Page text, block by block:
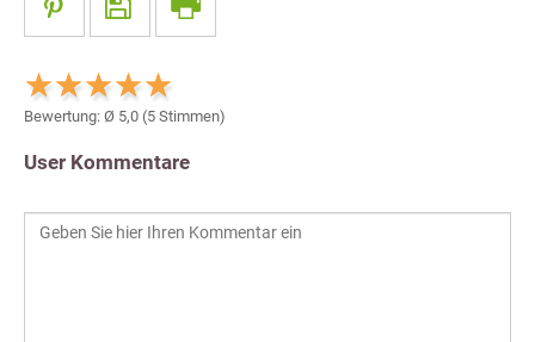
Bewertung: Ø 5,0 (5 Stimmen)
User Kommentare